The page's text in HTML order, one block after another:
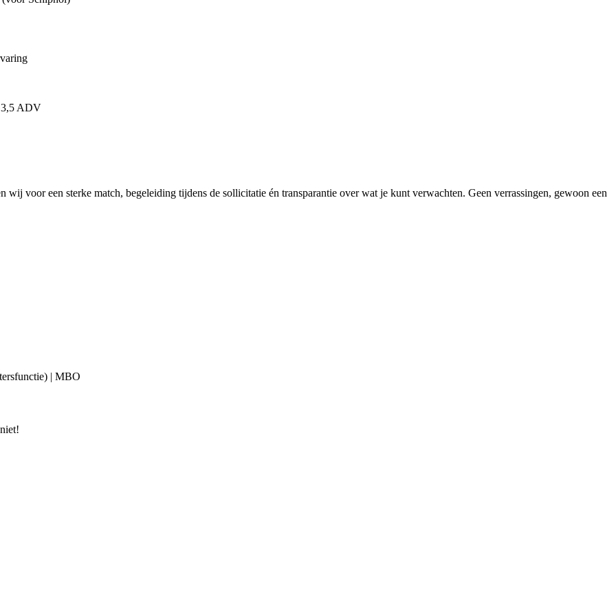
3,5 ADV
voor een sterke match, begeleiding tijdens de sollicitatie én transparantie over wat je kunt verwachten. Geen verrassingen, gewoon een
| MBO